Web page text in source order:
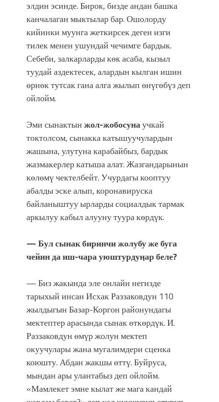
элдин эсинде. Бирок, бизде андан башка
канчалаган мыктылар бар. Ошолорду
кийинки муунга жеткирсек деген изги
тилек менен ушундай чечимге бардык.
Себеби, залкарларды көк асаба, кызыл
туудай аздектесек, алардын кылган ишин
өрнөк тутсак гана алга жылып өнүгөбүз деп
ойлойм.
Эми сынактынжол-жобосунаучкай
токтолсом, сынакка катышуучулардын
жашына, улутуна карабайбыз, бардык
жазмакерлер катыша алат. Жазгандарынын
көлөмү чектелбейт. Учурдагы кооптуу
абалды эске алып, коронавируска
байланыштуу ырларды социалдык тармак
аркылуу кабыл алууну туура көрдүк.
— Бул сынак биринчи жолубу же буга
чейин да иш-чара уюштурдуӊар беле?
— Биз жакында эле онлайн негизде
тарыхый инсан Исхак Раззаковдун 110
жылдыгын Базар-Коргон районундагы
мектептер арасында сынак өткөрдүк. И.
Раззаковдун өмүр жолун мектеп
окуучулары жана мугалимдери сценка
коюшту. Абдан жакшы өттү. Буйруса,
мындан ары улантабыз деп ойлойм.
«Мамлекет эмне кылат же мага кандай